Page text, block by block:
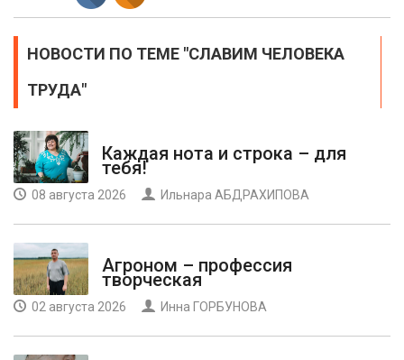
НОВОСТИ ПО ТЕМЕ "СЛАВИМ ЧЕЛОВЕКА
ТРУДА"
Каждая нота и строка – для
тебя!
08 августа 2026 Ильнара АБДРАХИПОВА
Агроном – профессия
творческая
02 августа 2026 Инна ГОРБУНОВА